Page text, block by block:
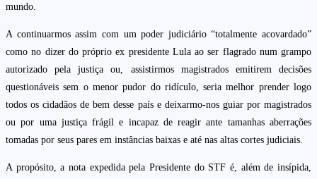
mundo.
A continuarmos assim com um poder judiciário “totalmente acovardado”
como no dizer do próprio ex presidente Lula ao ser flagrado num grampo
autorizado pela justiça ou, assistirmos magistrados emitirem decisões
questionáveis sem o menor pudor do ridículo, seria melhor prender logo
todos os cidadãos de bem desse país e deixarmo-nos guiar por magistrados
ou por uma justiça frágil e incapaz de reagir ante tamanhas aberrações
tomadas por seus pares em instâncias baixas e até nas altas cortes judiciais.
A propósito, a nota expedida pela Presidente do STF é, além de insípida,